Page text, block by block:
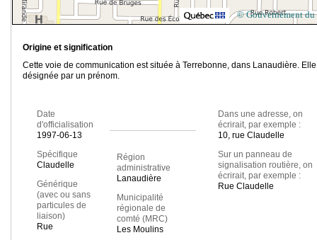
© Gouvernement du
Origine et signification
Cette voie de communication est située à Terrebonne, dans Lanaudière.
désignée par un prénom.
Date
d'officialisation
1997-06-13
Spécifique
Claudelle
Générique
(avec ou sans
particules de
liaison)
Rue
Région
administrative
Lanaudière
Municipalité
régionale de
comté (MRC)
Les Moulins
Dans une adresse, on
écrirait, par exemple :
10, rue Claudelle
Sur un panneau de
signalisation routière, on
écrirait, par exemple :
Rue Claudelle